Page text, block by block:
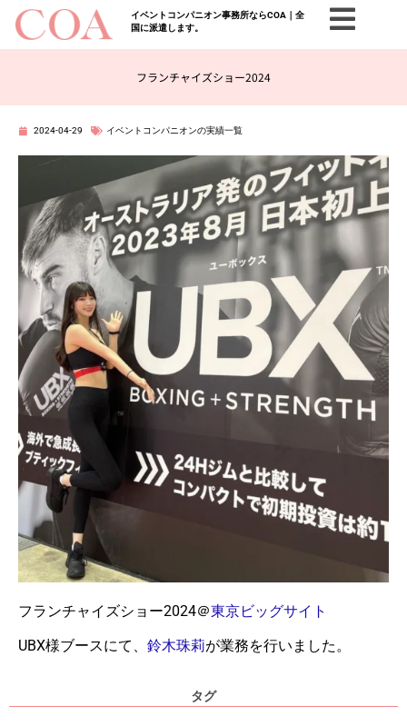
イベントコンパニオン事務所ならCOA｜全
国に派遣します。
フランチャイズショー2024
2024-04-29 イベントコンパニオンの実績一覧
フランチャイズショー2024＠東京ビッグサイト
UBX様ブースにて、 鈴木珠莉が業務を行いました。
タグ